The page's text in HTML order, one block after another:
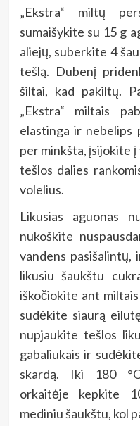
„Ekstra“ miltų
sumaišykite su 15 g
aliejų, suberkite 4
tešlą. Dubenį
šiltai, kad pakiltų.
„Ekstra“ miltais
elastinga ir nebelips
per minkšta, įsijokite
tešlos dalies
volelius.
Likusias aguonas
nukoškite
vandens pasišalintų,
likusiu šaukštu
iškočiokite ant
sudėkite siaurą
nupjaukite tešlos
gabaliukais ir
skardą. Iki 180
orkaitėje kepkite
mediniu šaukštu, kol